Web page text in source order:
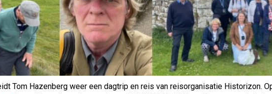
Tom Hazenberg weer een dagtrip en reis van reisorganisatie Historizon.